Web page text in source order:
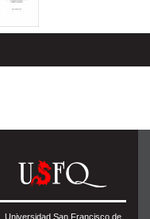
Universidad San Francisco de